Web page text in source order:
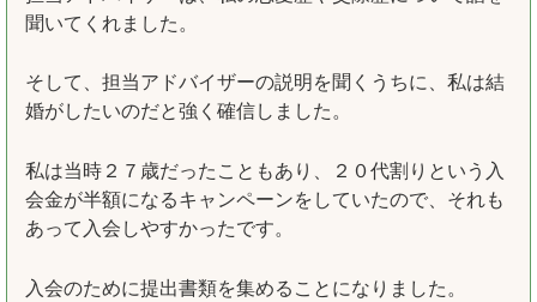
聞いてくれました。
そして、担当アドバイザーの説明を聞くうちに、私は結
婚がしたいのだと強く確信しました。
私は当時２７歳だったこともあり、２０代割りという入
会金が半額になるキャンペーンをしていたので、それも
あって入会しやすかったです。
入会のために提出書類を集めることになりました。